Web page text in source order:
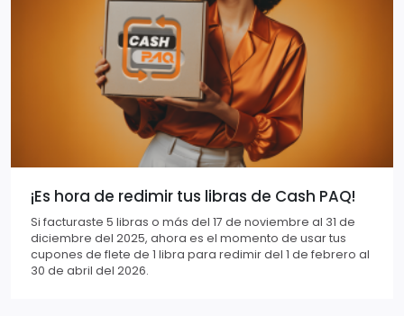
¡Es hora de redimir tus libras de Cash PAQ!
Si facturaste 5 libras o más del 17 de noviembre al 31 de
diciembre del 2025, ahora es el momento de usar tus
cupones de flete de 1 libra para redimir del 1 de febrero al
30 de abril del 2026.